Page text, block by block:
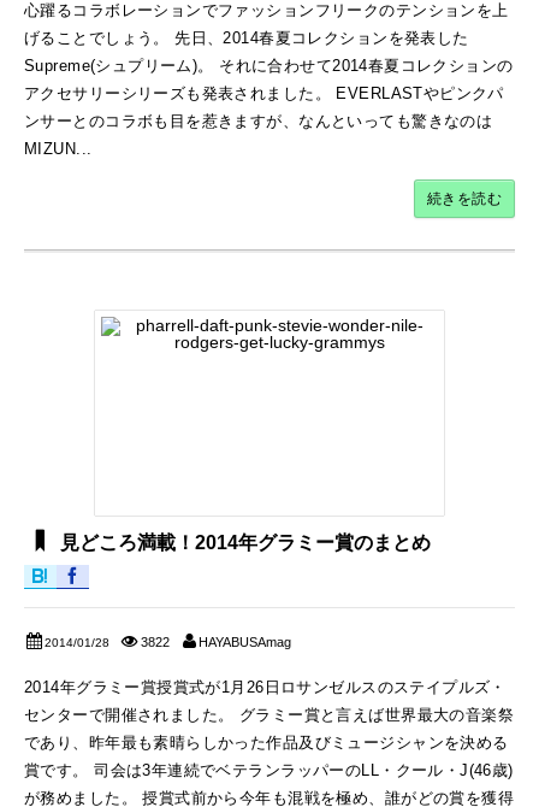
心躍るコラボレーションでファッションフリークのテンションを上
げることでしょう。 先日、2014春夏コレクションを発表した
Supreme(シュプリーム)。 それに合わせて2014春夏コレクションの
アクセサリーシリーズも発表されました。 EVERLASTやピンクパ
ンサーとのコラボも目を惹きますが、なんといっても驚きなのは
MIZUN...
続きを読む
見どころ満載！2014年グラミー賞のまとめ
2014/01/28 3822 HAYABUSAmag
2014年グラミー賞授賞式が1月26日ロサンゼルスのステイプルズ・
センターで開催されました。 グラミー賞と言えば世界最大の音楽祭
であり、昨年最も素晴らしかった作品及びミュージシャンを決める
賞です。 司会は3年連続でベテランラッパーのLL・クール・J(46歳)
が務めました。 授賞式前から今年も混戦を極め、誰がどの賞を獲得